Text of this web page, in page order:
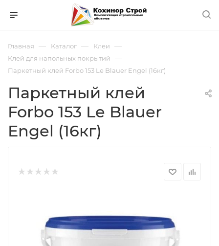
Главная — Каталог — Клеи —
Клей для напольных покрытий —
Паркетный клей Forbo 153 Le Blauer Engel (16кг)
Паркетный клей
Forbo 153 Le Blauer
Engel (16кг)